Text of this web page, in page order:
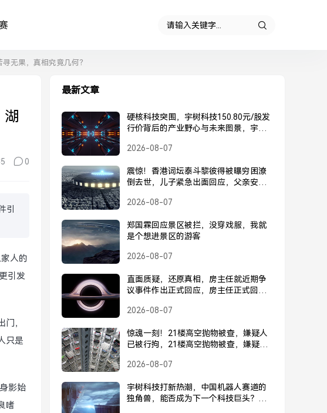
无果，真相究竟几何？
湖
0
引
人的
引发
，
只是
影始
嗜
最新文章
硬核科技突围，宇树科技150.80元/股发
行价背后的产业野心与未来图景，宇树
背后的产业野心与未来图景
2026-08-07
震惊！香港词坛泰斗黎彼得被曝穷困潦
倒去世，儿子紧急出面回应，父亲安
紧急回应，父亲安好并未离世
2026-08-07
郑国霖回应景区被拦，没穿戏服，我就
是个想进景区的游客
2026-08-07
直面质疑，还原真相，房主任就近期争
议事件作出正式回应，房主任正式回应
2026-08-07
惊魂一刻！21楼高空抛物被查，嫌疑人
已被行拘，21楼高空抛物被查，嫌疑人
2026-08-07
宇树科技打新热潮，中国机器人赛道的
独角兽，能否成为下一个科技巨头？宇